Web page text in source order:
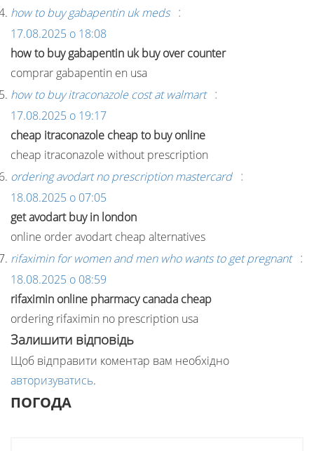
how to buy gabapentin uk meds :
17.08.2025 о 18:08
how to buy gabapentin uk buy over counter
comprar gabapentin en usa
how to buy itraconazole cost at walmart :
17.08.2025 о 19:17
cheap itraconazole cheap to buy online
cheap itraconazole without prescription
ordering avodart no prescription mastercard :
18.08.2025 о 07:05
get avodart buy in london
online order avodart cheap alternatives
rifaximin for women and men who wants to get pregnant :
18.08.2025 о 08:59
rifaximin online pharmacy canada cheap
ordering rifaximin no prescription usa
Залишити відповідь
Щоб відправити коментар вам необхідно
авторизуватись.
ПОГОДА